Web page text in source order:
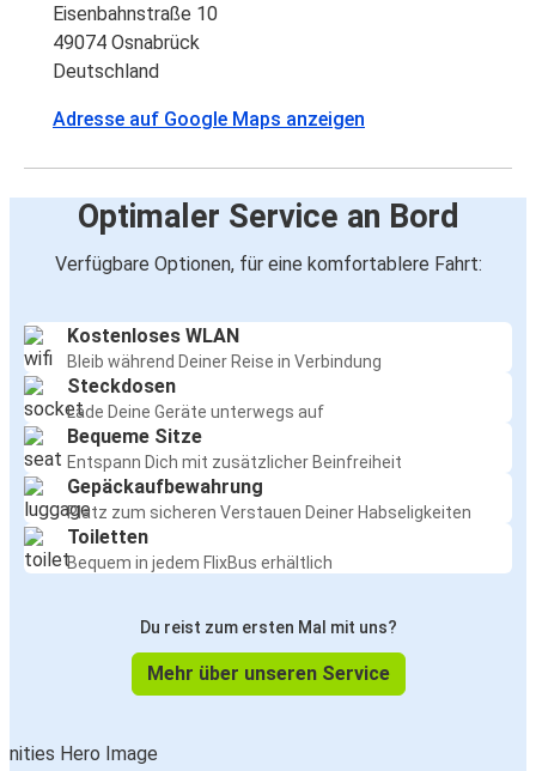
Eisenbahnstraße 10
49074 Osnabrück
Deutschland
Adresse auf Google Maps anzeigen
Optimaler Service an Bord
Verfügbare Optionen, für eine komfortablere Fahrt:
Kostenloses WLAN
Bleib während Deiner Reise in Verbindung
Steckdosen
Lade Deine Geräte unterwegs auf
Bequeme Sitze
Entspann Dich mit zusätzlicher Beinfreiheit
Gepäckaufbewahrung
Platz zum sicheren Verstauen Deiner Habseligkeiten
Toiletten
Bequem in jedem FlixBus erhältlich
Du reist zum ersten Mal mit uns?
Mehr über unseren Service